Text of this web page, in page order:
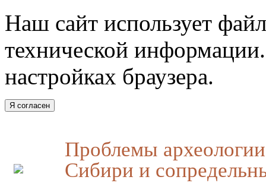
Наш сайт использует
технической
настройках браузера.
Я согласен
Проблемы
Сибири и